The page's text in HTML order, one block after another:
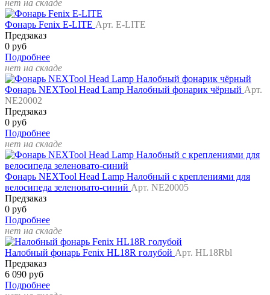
нет на складе
Фонарь Fenix E-LITE Арт. E-LITE
Предзаказ
0 руб
Подробнее
нет на складе
Фонарь NEXTool Head Lamp Налобный фонарик чёрный Арт.
NE20002
Предзаказ
0 руб
Подробнее
нет на складе
Фонарь NEXTool Head Lamp Налобный с креплениями для
велосипеда зеленовато-синий Арт. NE20005
Предзаказ
0 руб
Подробнее
нет на складе
Налобный фонарь Fenix HL18R голубой Арт. HL18Rbl
Предзаказ
6 090 руб
Подробнее